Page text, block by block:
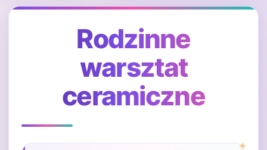
Rodzinne
warsztat
ceramiczne